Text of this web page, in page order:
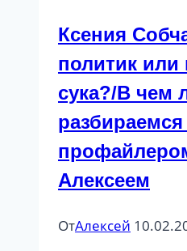
Ксения
политик или
сука?/В чем
разбираемся
Алексеем
ОтАлексей